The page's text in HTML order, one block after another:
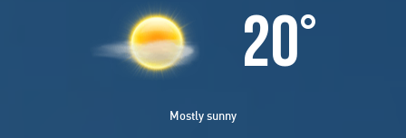
20°
Mostly sunny